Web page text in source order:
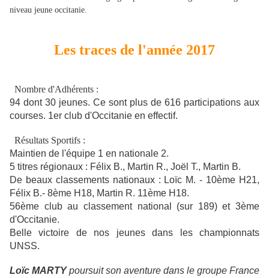
niveau jeune occitanie.
Les traces de l'année 2017
Nombre d'Adhérents :
94 dont 30 jeunes. Ce sont plus de 616 participations aux
courses. 1er club d'Occitanie en effectif.
Résultats Sportifs :
Maintien de l'équipe 1 en nationale 2.
5 titres régionaux : Félix B., Martin R., Joël T., Martin B.
De beaux classements nationaux : Loïc M. - 10ème H21,
Félix B.- 8ème H18, Martin R. 11ème H18.
56ème club au classement national (sur 189) et 3ème
d'Occitanie.
Belle victoire de nos jeunes dans les championnats
UNSS.
Loïc MARTYpoursuit son aventure dans le groupe France